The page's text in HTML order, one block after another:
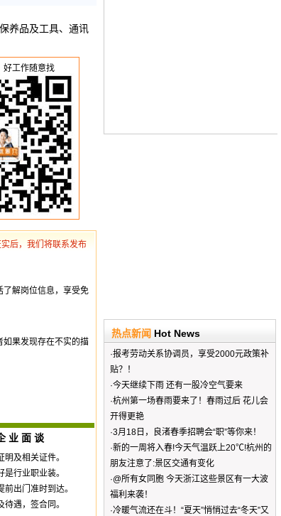
养品及工具、通讯
好工作随意找
后，我们将联系发布
了解岗位信息，享受免
如果发现存在不实的描
业 面 谈
明及相关证件。
是行业职业装。
前出门准时到达。
待遇，签合同。
热点新闻 Hot News
·报考劳动关系协调员，享受2000元政策补
贴？！
·今天继续下雨 还有一股冷空气要来
·杭州第一场春雨要来了！春雨过后 花儿会
开得更艳
·3月18日，良渚春季招聘会“职”等你来！
·新的一周将入春!今天气温跃上20℃!杭州的
朋友注意了:景区交通有变化
·@所有女同胞 今天浙江这些景区有一大波
福利来袭！
·冷暖气流还在斗！“夏天”悄悄过去“冬天”又